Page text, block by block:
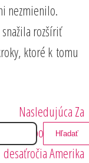
nezmienilo.
rozšíriť
ktoré k tomu
Nasledujúci
príspevok
Nasledujúca Za
posledné tri
desaťročia Amerika
Hľadať